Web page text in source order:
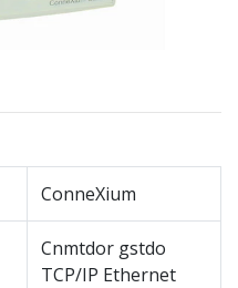
ConneXium
Cnmtdor gstdo
TCP/IP Ethernet